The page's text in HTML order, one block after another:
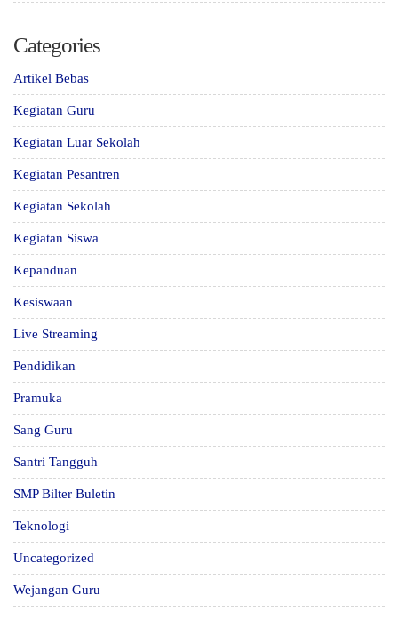
Categories
Artikel Bebas
Kegiatan Guru
Kegiatan Luar Sekolah
Kegiatan Pesantren
Kegiatan Sekolah
Kegiatan Siswa
Kepanduan
Kesiswaan
Live Streaming
Pendidikan
Pramuka
Sang Guru
Santri Tangguh
SMP Bilter Buletin
Teknologi
Uncategorized
Wejangan Guru